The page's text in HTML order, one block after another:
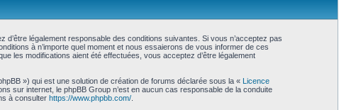
légalement responsable des conditions suivantes. Si vous n’acceptez pas
à n’importe quel moment et nous essaierons de vous informer de ces
les modifications aient été effectuées, vous acceptez d’être légalement
») qui est une solution de création de forums déclarée sous la « Licence
sur internet, le phpBB Group n’est en aucun cas responsable de la conduite
à consulter https://www.phpbb.com/.